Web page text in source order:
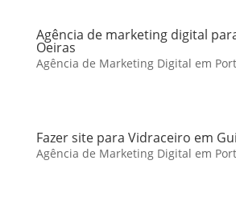
Agência de marketing digital
Oeiras
Agência de Marketing Digital em
Fazer site para Vidraceiro em
Agência de Marketing Digital em